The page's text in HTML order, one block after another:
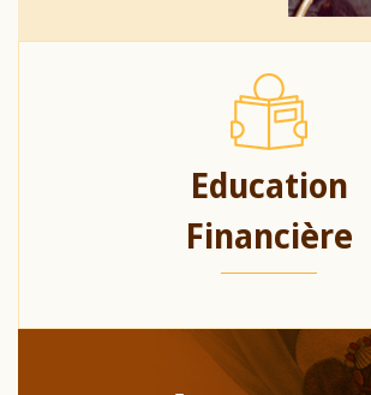
Education
Financière